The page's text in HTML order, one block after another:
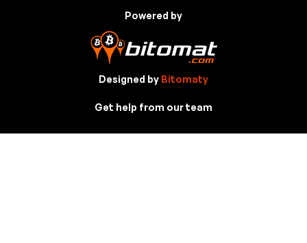
Powered by
Designed by Bitomaty
Get help from our team